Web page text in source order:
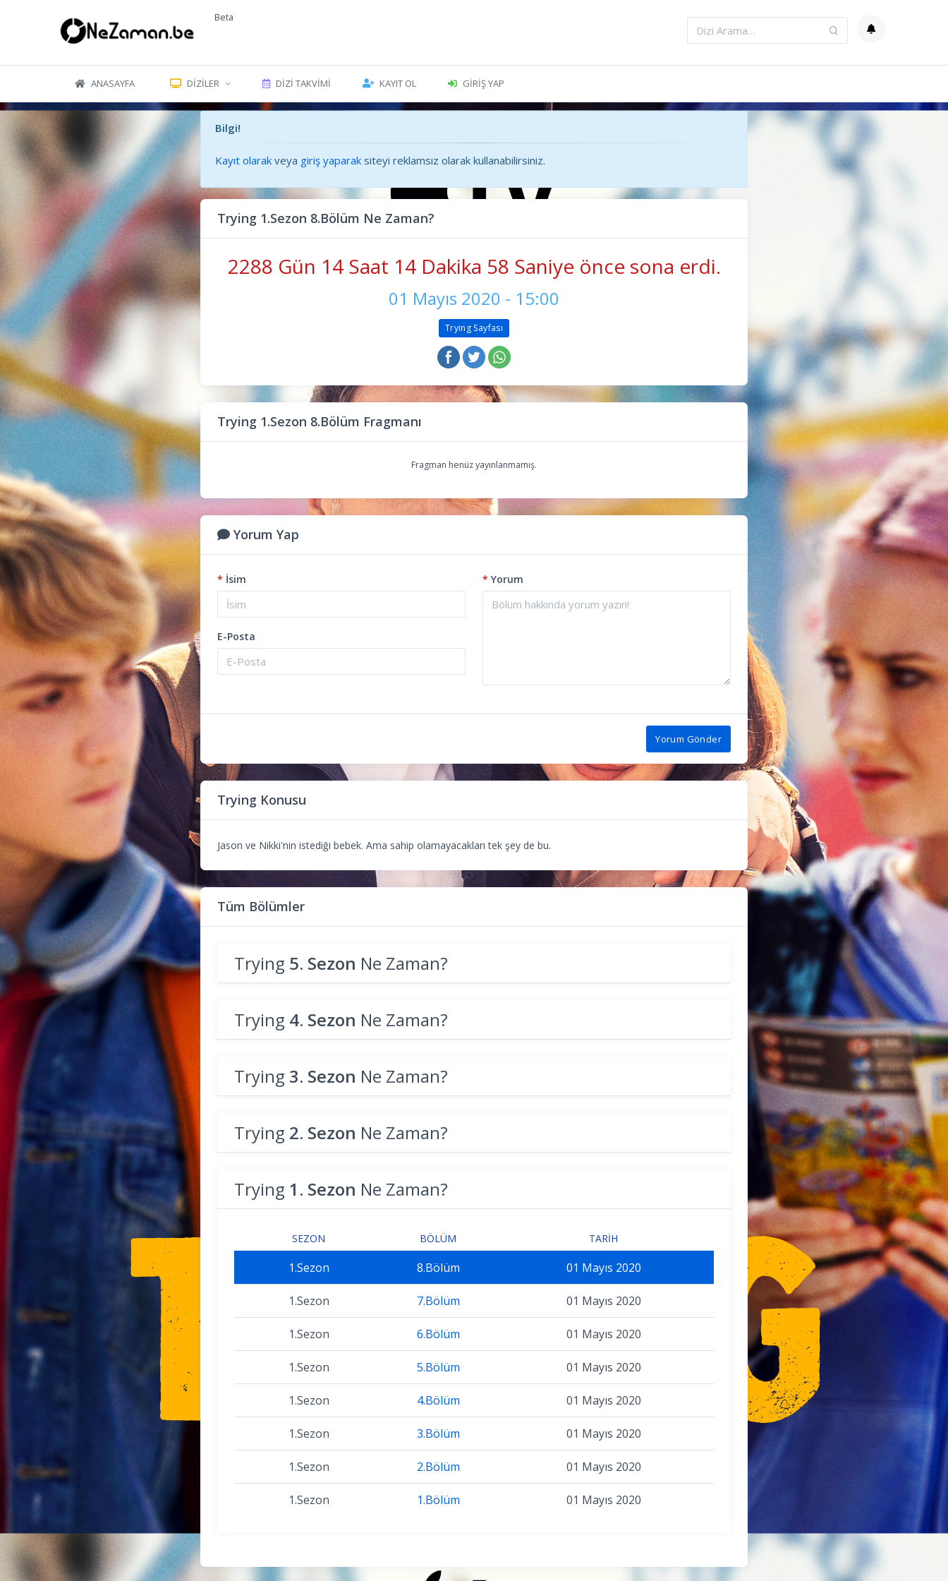
Beta
ANASAYFA DIZILER DIZI TAKVIMI KAYIT OL GIRIŞ YAP
Bilgi!
Kayıt olarak veya giriş yaparak siteyi reklamsız olarak kullanabilirsiniz.
Trying 1.Sezon 8.Bölüm Ne Zaman?
2288 Gün 14 Saat 14 Dakika 59 Saniye önce sona erdi.
01 Mayıs 2020 - 15:00
Trying Sayfası
Trying 1.Sezon 8.Bölüm Fragmanı
Fragman henüz yayınlanmamış.
Yorum Yap
* İsim
E-Posta
* Yorum
Yorum Gönder
Trying Konusu
Jason ve Nikki'nin istediği bebek. Ama sahip olamayacakları tek şey de bu.
Tüm Bölümler
Trying 5. Sezon Ne Zaman?
Trying 4. Sezon Ne Zaman?
Trying 3. Sezon Ne Zaman?
Trying 2. Sezon Ne Zaman?
Trying 1. Sezon Ne Zaman?
SEZON BÖLÜM TARIH
1.Sezon 8.Bölüm 01 Mayıs 2020
1.Sezon 7.Bölüm 01 Mayıs 2020
1.Sezon 6.Bölüm 01 Mayıs 2020
1.Sezon 5.Bölüm 01 Mayıs 2020
1.Sezon 4.Bölüm 01 Mayıs 2020
1.Sezon 3.Bölüm 01 Mayıs 2020
1.Sezon 2.Bölüm 01 Mayıs 2020
1.Sezon 1.Bölüm 01 Mayıs 2020